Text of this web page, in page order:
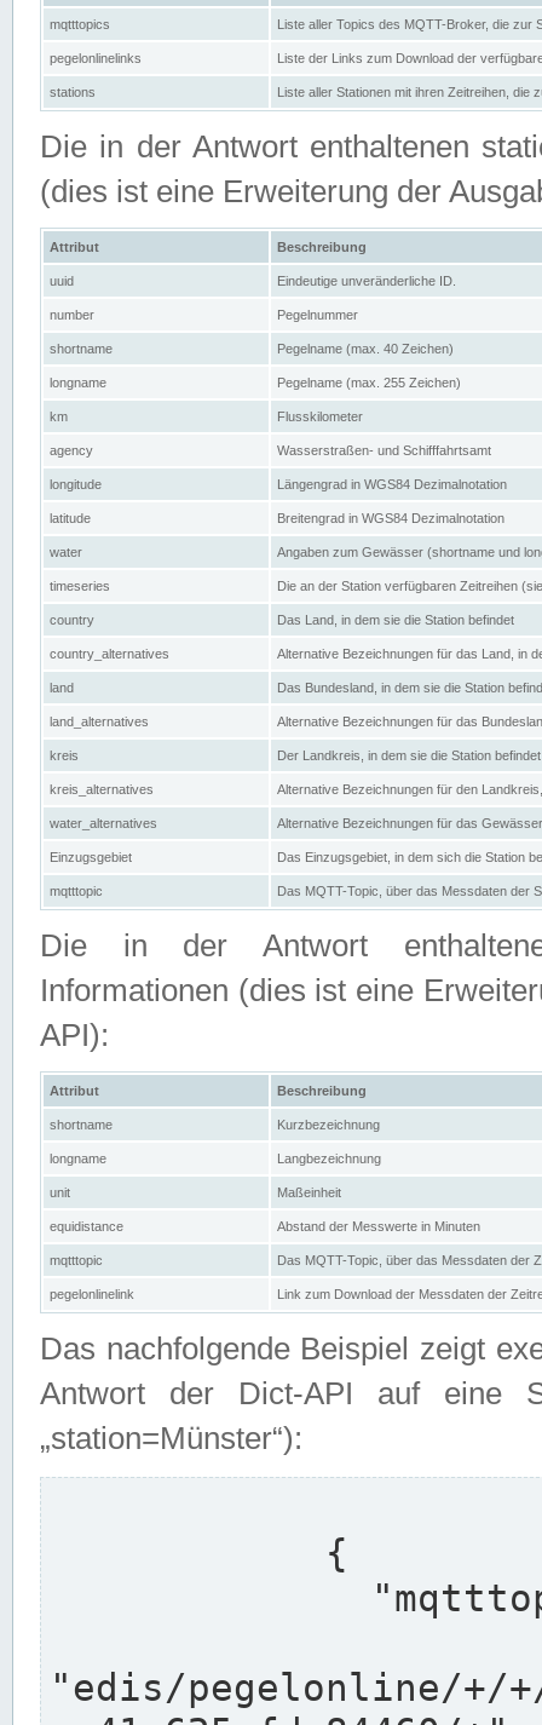
mqtttopics Liste aller Topics des MQTT-Broker, die zur
pegelonlinelinks Liste der Links zum Download der
stations Liste aller Stationen mit ihren Zeitreihen, die
Die in der Antwort enthaltenen
(dies ist eine Erweiterung der
Attribut Beschreibung
uuid Eindeutige unveränderliche ID.
number Pegelnummer
shortname Pegelname (max. 40 Zeichen)
longname Pegelname (max. 255 Zeichen)
km Flusskilometer
agency Wasserstraßen- und Schifffahrtsamt
longitude Längengrad in WGS84 Dezimalnotation
latitude Breitengrad in WGS84 Dezimalnotation
water Angaben zum Gewässer (shortname und
timeseries Die an der Station verfügbaren Zeitreihen
country Das Land, in dem sie die Station befindet
country_alternatives Alternative Bezeichnungen für das Land, in
land Das Bundesland, in dem sie die Station
land_alternatives Alternative Bezeichnungen für das
kreis Der Landkreis, in dem sie die Station befindet
kreis_alternatives Alternative Bezeichnungen für den
water_alternatives Alternative Bezeichnungen für das
Einzugsgebiet Das Einzugsgebiet, in dem sich die Station
mqtttopic Das MQTT-Topic, über das Messdaten der
Die in der Antwort
Informationen (dies ist eine
API):
Attribut Beschreibung
shortname Kurzbezeichnung
longname Langbezeichnung
unit Maßeinheit
equidistance Abstand der Messwerte in Minuten
mqtttopic Das MQTT-Topic, über das Messdaten der
pegelonlinelink Link zum Download der Messdaten der
Das nachfolgende Beispiel zeigt
Antwort der Dict-API auf eine
„station=Münster“):
"edis/pegelonline/+/